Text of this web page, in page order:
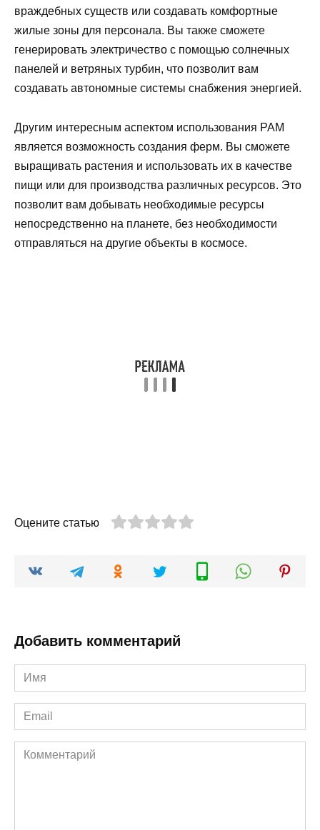
враждебных существ или создавать комфортные
жилые зоны для персонала. Вы также сможете
генерировать электричество с помощью солнечных
панелей и ветряных турбин, что позволит вам
создавать автономные системы снабжения энергией.
Другим интересным аспектом использования PAM
является возможность создания ферм. Вы сможете
выращивать растения и использовать их в качестве
пищи или для производства различных ресурсов. Это
позволит вам добывать необходимые ресурсы
непосредственно на планете, без необходимости
отправляться на другие объекты в космосе.
Оцените статью
Добавить комментарий
Имя
*
Email
*
Комментарий